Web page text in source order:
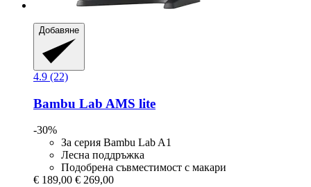
Добавяне
4.9 (22)
Bambu Lab AMS lite
-30%
За серия Bambu Lab A1
Лесна поддръжка
Подобрена съвместимост с макари
€ 189,00 € 269,00